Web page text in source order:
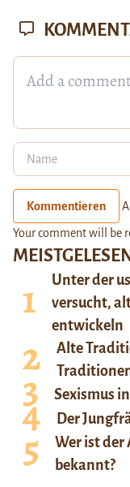
Unter der
versucht,
entwickeln
Alte
Sexismus
Der
Wer ist der
bekannt?
Kommentieren
Your comment will be